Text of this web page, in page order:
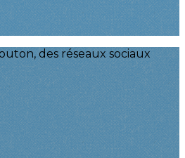
des réseaux sociaux